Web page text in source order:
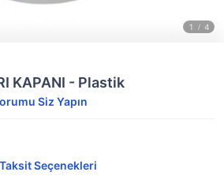
KAPANI - Plastik
Siz Yapın
Taksit Seçenekleri